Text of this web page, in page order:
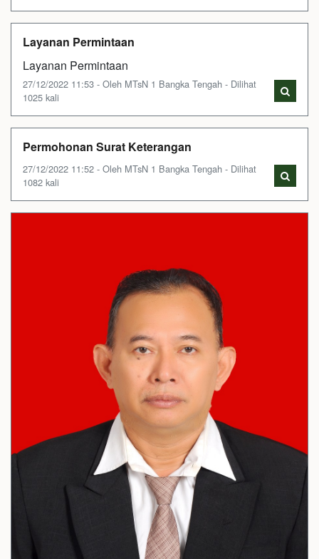
Layanan Permintaan
Layanan Permintaan
27/12/2022 11:53 - Oleh MTsN 1 Bangka Tengah - Dilihat
1025 kali
Permohonan Surat Keterangan
27/12/2022 11:52 - Oleh MTsN 1 Bangka Tengah - Dilihat
1082 kali